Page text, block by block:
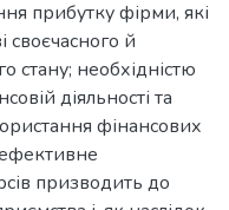
прибутку фірми, які
своєчасного й
стану; необхідністю
діяльності та
фінансових
призводить до